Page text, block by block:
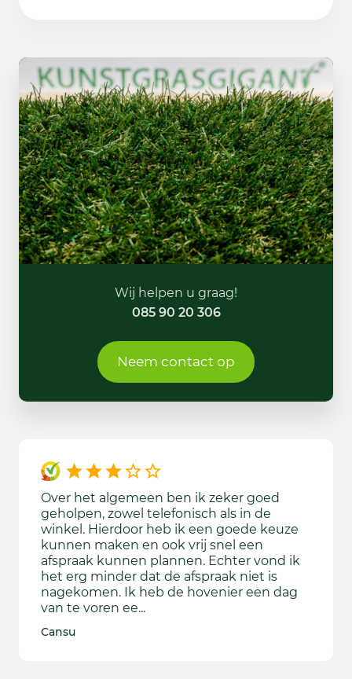
Wij helpen u graag!
085 90 20 306
Neem contact op
Over het algemeen ben ik zeker goed
geholpen, zowel telefonisch als in de
winkel. Hierdoor heb ik een goede keuze
kunnen maken en ook vrij snel een
afspraak kunnen plannen. Echter vond ik
het erg minder dat de afspraak niet is
nagekomen. Ik heb de hovenier een dag
van te voren ee...
Cansu